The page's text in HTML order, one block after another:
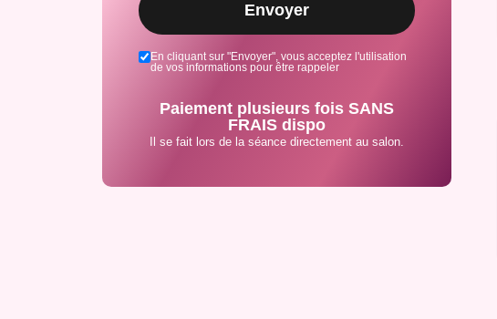
En cliquant sur "Envoyer", vous acceptez l'utilisation
de vos informations pour être rappeler
Envoyer
Paiement plusieurs fois SANS
FRAIS dispo
Il se fait lors de la séance directement au salon.